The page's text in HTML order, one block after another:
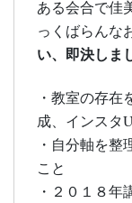
ある会合で佳
っくばらんな
い、即決しま
・教室の存
成、インスタ
・自分軸を
こと
・２０１８